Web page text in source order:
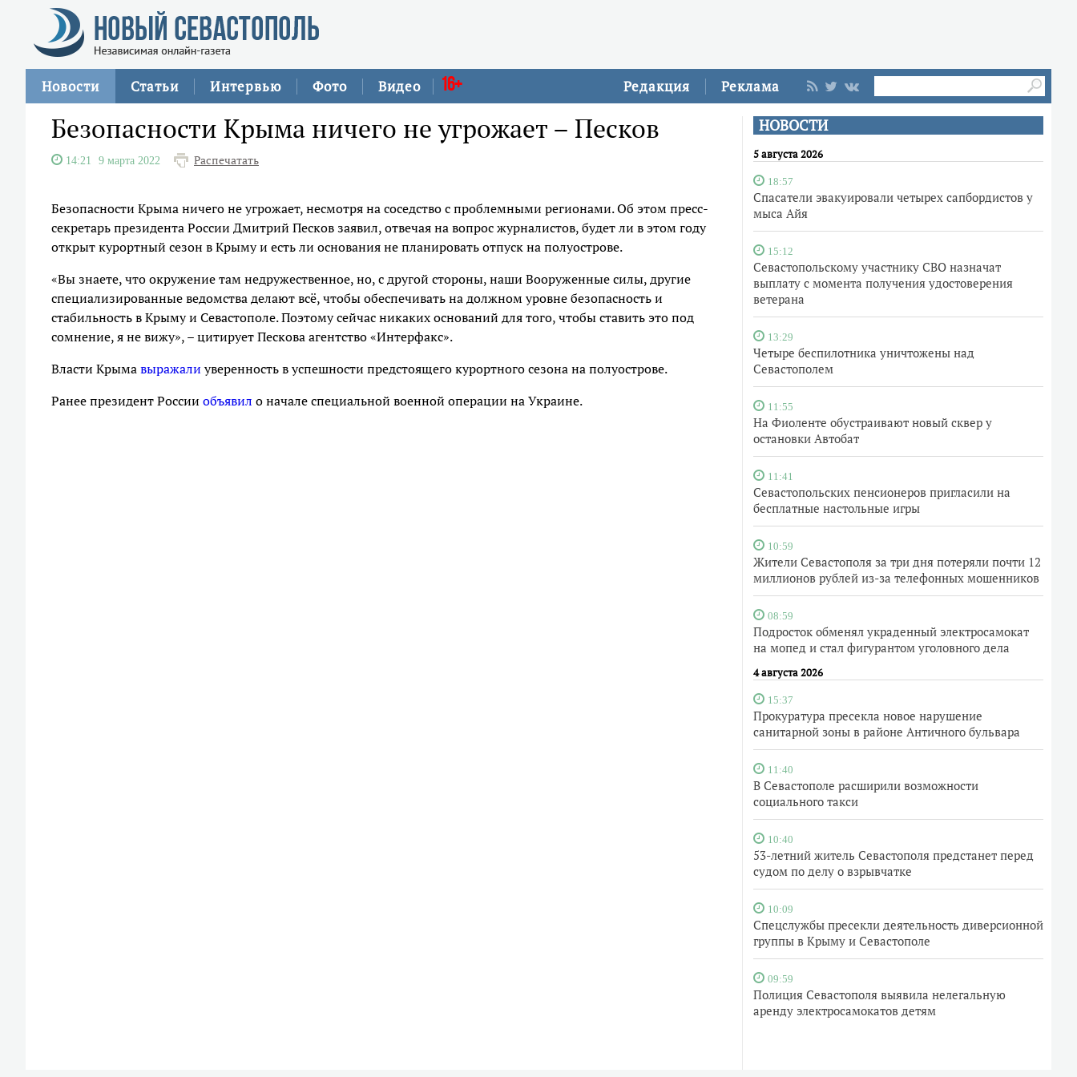
Редакция Реклама
Новости Статьи Интервью Фото Видео 16+
НОВОСТИ
5 августа 2026
18:57
Спасатели эвакуировали четырех сапбордистов у
мыса Айя
15:12
Севастопольскому участнику СВО назначат
выплату с момента получения удостоверения
ветерана
13:29
Четыре беспилотника уничтожены над
Севастополем
11:55
На Фиоленте обустраивают новый сквер у
остановки Автобат
11:41
Севастопольских пенсионеров пригласили на
бесплатные настольные игры
10:59
Жители Севастополя за три дня потеряли почти 12
миллионов рублей из-за телефонных мошенников
08:59
Подросток обменял украденный электросамокат
на мопед и стал фигурантом уголовного дела
4 августа 2026
15:37
Прокуратура пресекла новое нарушение
санитарной зоны в районе Античного бульвара
11:40
В Севастополе расширили возможности
социального такси
10:40
53-летний житель Севастополя предстанет перед
судом по делу о взрывчатке
10:09
Спецслужбы пресекли деятельность диверсионной
группы в Крыму и Севастополе
09:59
Полиция Севастополя выявила нелегальную
аренду электросамокатов детям
Безопасности Крыма ничего не угрожает – Песков
14:21 9 марта 2022 Распечатать
Безопасности Крыма ничего не угрожает, несмотря на соседство с проблемными регионами. Об этом пресс-
секретарь президента России Дмитрий Песков заявил, отвечая на вопрос журналистов, будет ли в этом году
открыт курортный сезон в Крыму и есть ли основания не планировать отпуск на полуострове.
«Вы знаете, что окружение там недружественное, но, с другой стороны, наши Вооруженные силы, другие
специализированные ведомства делают всё, чтобы обеспечивать на должном уровне безопасность и
стабильность в Крыму и Севастополе. Поэтому сейчас никаких оснований для того, чтобы ставить это под
сомнение, я не вижу», – цитирует Пескова агентство «Интерфакс».
Власти Крымавыражали уверенность в успешности предстоящего курортного сезона на полуострове.
Ранее президент России объявил о начале специальной военной операции на Украине.